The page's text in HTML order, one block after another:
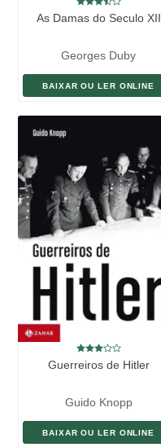
As Damas do Seculo XII
Georges Duby
BAIXAR OU LER ONLINE
Guerreiros de Hitler
Guido Knopp
BAIXAR OU LER ONLINE